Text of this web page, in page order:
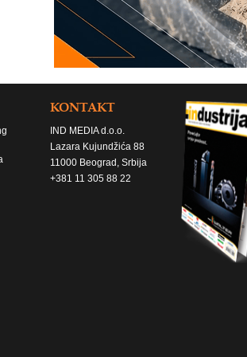
KONTAKT
IND MEDIA d.o.o.
Lazara Kujundžića 88
11000 Beograd, Srbija
+381 11 305 88 22